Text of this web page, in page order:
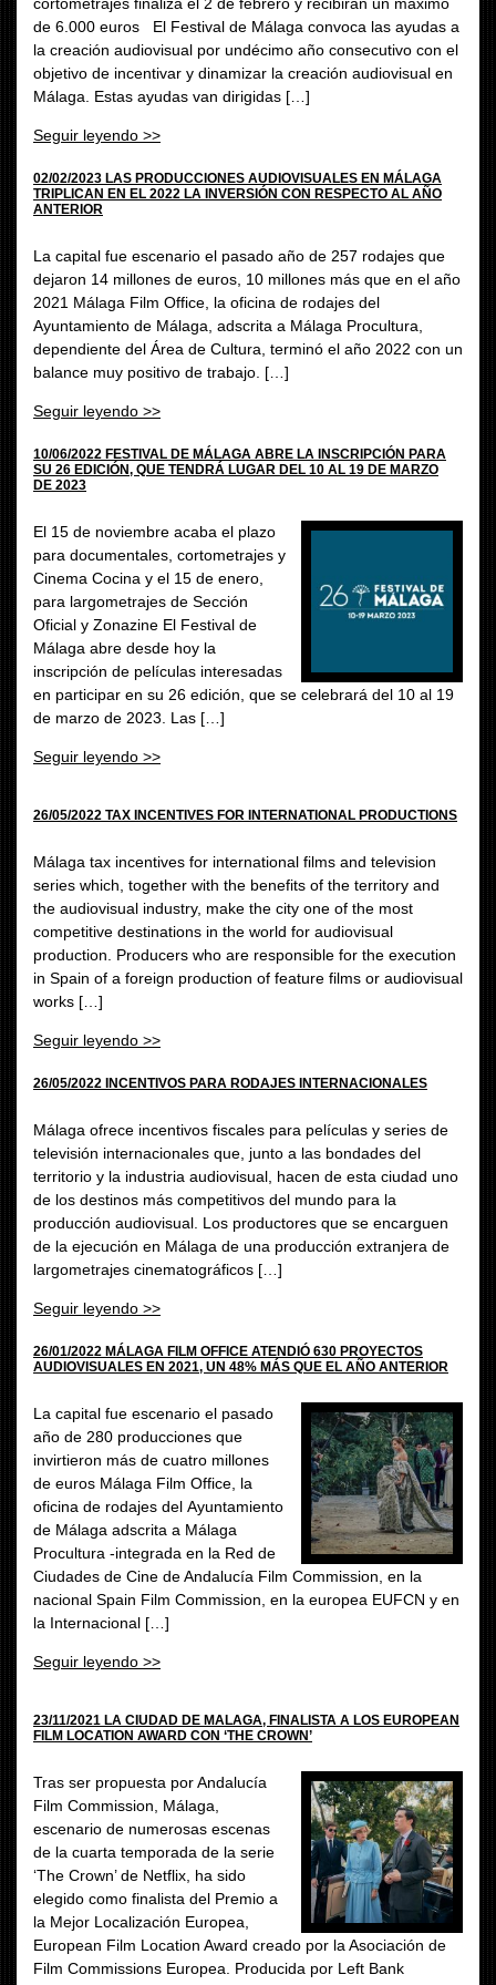
de 6.000 euros El Festival de Málaga convoca las ayudas a
la creación audiovisual por undécimo año consecutivo con el
objetivo de incentivar y dinamizar la creación audiovisual en
Málaga. Estas ayudas van dirigidas […]
Seguir leyendo >>
02/02/2023 LAS PRODUCCIONES AUDIOVISUALES EN MÁLAGA
TRIPLICAN EN EL 2022 LA INVERSIÓN CON RESPECTO AL AÑO
ANTERIOR
La capital fue escenario el pasado año de 257 rodajes que
dejaron 14 millones de euros, 10 millones más que en el año
2021 Málaga Film Office, la oficina de rodajes del
Ayuntamiento de Málaga, adscrita a Málaga Procultura,
dependiente del Área de Cultura, terminó el año 2022 con un
balance muy positivo de trabajo. […]
Seguir leyendo >>
10/06/2022 FESTIVAL DE MÁLAGA ABRE LA INSCRIPCIÓN PARA
SU 26 EDICIÓN, QUE TENDRÁ LUGAR DEL 10 AL 19 DE MARZO
DE 2023
El 15 de noviembre acaba el plazo
para documentales, cortometrajes y
Cinema Cocina y el 15 de enero,
para largometrajes de Sección
Oficial y Zonazine El Festival de
Málaga abre desde hoy la
inscripción de películas interesadas
en participar en su 26 edición, que se celebrará del 10 al 19
de marzo de 2023. Las […]
Seguir leyendo >>
26/05/2022 TAX INCENTIVES FOR INTERNATIONAL PRODUCTIONS
Málaga tax incentives for international films and television
series which, together with the benefits of the territory and
the audiovisual industry, make the city one of the most
competitive destinations in the world for audiovisual
production. Producers who are responsible for the execution
in Spain of a foreign production of feature films or audiovisual
works […]
Seguir leyendo >>
26/05/2022 INCENTIVOS PARA RODAJES INTERNACIONALES
Málaga ofrece incentivos fiscales para películas y series de
televisión internacionales que, junto a las bondades del
territorio y la industria audiovisual, hacen de esta ciudad uno
de los destinos más competitivos del mundo para la
producción audiovisual. Los productores que se encarguen
de la ejecución en Málaga de una producción extranjera de
largometrajes cinematográficos […]
Seguir leyendo >>
26/01/2022 MÁLAGA FILM OFFICE ATENDIÓ 630 PROYECTOS
AUDIOVISUALES EN 2021, UN 48% MÁS QUE EL AÑO ANTERIOR
La capital fue escenario el pasado
año de 280 producciones que
invirtieron más de cuatro millones
de euros Málaga Film Office, la
oficina de rodajes del Ayuntamiento
de Málaga adscrita a Málaga
Procultura -integrada en la Red de
Ciudades de Cine de Andalucía Film Commission, en la
nacional Spain Film Commission, en la europea EUFCN y en
la Internacional […]
Seguir leyendo >>
23/11/2021 LA CIUDAD DE MALAGA, FINALISTA A LOS EUROPEAN
FILM LOCATION AWARD CON ‘THE CROWN’
Tras ser propuesta por Andalucía
Film Commission, Málaga,
escenario de numerosas escenas
de la cuarta temporada de la serie
‘The Crown’ de Netflix, ha sido
elegido como finalista del Premio a
la Mejor Localización Europea,
European Film Location Award creado por la Asociación de
Film Commissions Europea. Producida por Left Bank